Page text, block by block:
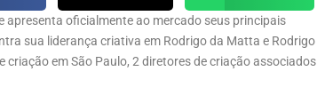
apresenta oficialmente ao mercado seus principais
sua liderança criativa em Rodrigo da Matta e Rodrigo
em São Paulo, 2 diretores de criação associados